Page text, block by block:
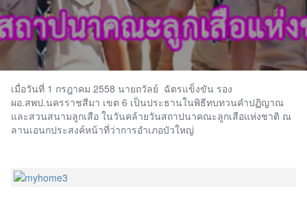
เมื่อวันที่ 1 กรฎาคม 2558 นายถวัลย์ ฉัตรแข็งขัน รอง
ผอ.สพป.นครราชสีมา เขต 6 เป็นประธานในพิธีทบทวนคำปฏิญาณ
และสวนสนามลูกเสือ ในวันคล้ายวันสถาปนาคณะลูกเสือแห่งชาติ ณ
ลานเอนกประสงค์หน้าที่ว่าการอำเภอบัวใหญ่